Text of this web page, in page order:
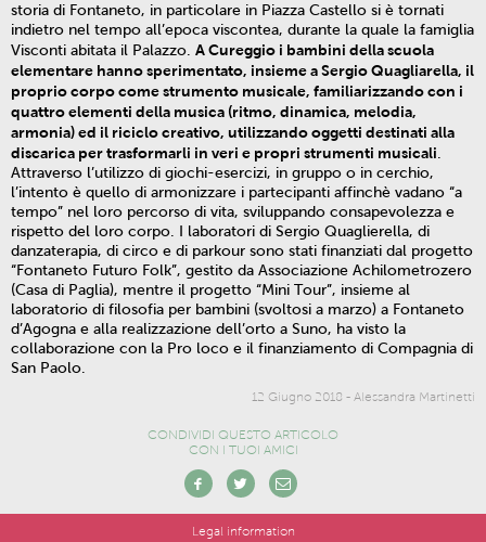
storia di Fontaneto, in particolare in Piazza Castello si è tornati
indietro nel tempo all’epoca viscontea, durante la quale la famiglia
Visconti abitata il Palazzo. A Cureggio i bambini della scuola
elementare hanno sperimentato, insieme a Sergio Quagliarella, il
proprio corpo come strumento musicale, familiarizzando con i
quattro elementi della musica (ritmo, dinamica, melodia,
armonia) ed il riciclo creativo, utilizzando oggetti destinati alla
discarica per trasformarli in veri e propri strumenti musicali
Attraverso l’utilizzo di giochi-esercizi, in gruppo o in cerchio,
l’intento è quello di armonizzare i partecipanti affinchè vadano “a
tempo” nel loro percorso di vita, sviluppando consapevolezza e
rispetto del loro corpo. I laboratori di Sergio Quaglierella, di
danzaterapia, di circo e di parkour sono stati finanziati dal progetto
“Fontaneto Futuro Folk”, gestito da Associazione Achilometrozero
(Casa di Paglia), mentre il progetto “Mini Tour”, insieme al
laboratorio di filosofia per bambini (svoltosi a marzo) a Fontaneto
d’Agogna e alla realizzazione dell’orto a Suno, ha visto la
collaborazione con la Pro loco e il finanziamento di Compagnia di
San Paolo.
12 Giugno 2018 - Alessandra Martinetti
CONDIVIDI QUESTO ARTICOLO
CON I TUOI AMICI
Legal information